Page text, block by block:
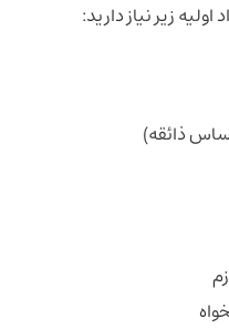
اولیه زیر نیاز دارید: